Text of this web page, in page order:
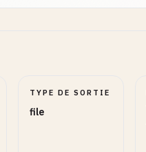
TYPE DE SORTIE
file